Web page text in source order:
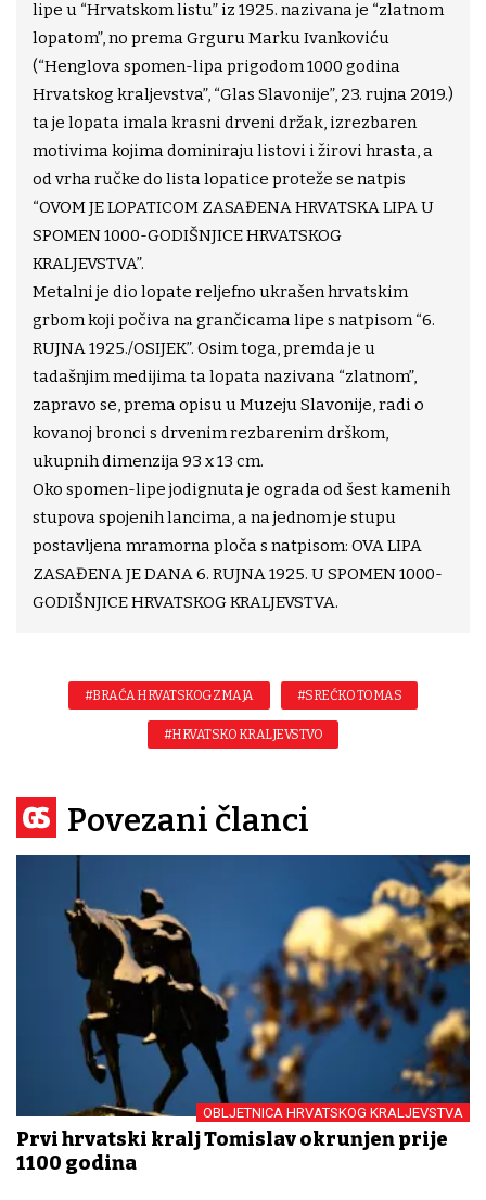
lipe u “Hrvatskom listu” iz 1925. nazivana je “zlatnom
lopatom”, no prema Grguru Marku Ivankoviću
(“Henglova spomen-lipa prigodom 1000 godina
Hrvatskog kraljevstva”, “Glas Slavonije”, 23. rujna 2019.)
ta je lopata imala krasni drveni držak, izrezbaren
motivima kojima dominiraju listovi i žirovi hrasta, a
od vrha ručke do lista lopatice proteže se natpis
“OVOM JE LOPATICOM ZASAĐENA HRVATSKA LIPA U
SPOMEN 1000-GODIŠNJICE HRVATSKOG
KRALJEVSTVA”.
Metalni je dio lopate reljefno ukrašen hrvatskim
grbom koji počiva na grančicama lipe s natpisom “6.
RUJNA 1925./OSIJEK”. Osim toga, premda je u
tadašnjim medijima ta lopata nazivana “zlatnom”,
zapravo se, prema opisu u Muzeju Slavonije, radi o
kovanoj bronci s drvenim rezbarenim drškom,
ukupnih dimenzija 93 x 13 cm.
Oko spomen-lipe jodignuta je ograda od šest kamenih
stupova spojenih lancima, a na jednom je stupu
postavljena mramorna ploča s natpisom: OVA LIPA
ZASAĐENA JE DANA 6. RUJNA 1925. U SPOMEN 1000-
GODIŠNJICE HRVATSKOG KRALJEVSTVA.
#BRAĆA HRVATSKOG ZMAJA #SREĆKO TOMAS
#HRVATSKO KRALJEVSTVO
Povezani članci
OBLJETNICA HRVATSKOG KRALJEVSTVA
Prvi hrvatski kralj Tomislav okrunjen prije
1100 godina